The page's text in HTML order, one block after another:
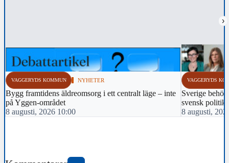
›
VAGGERYDS KOMMUN NYHETER
Bygg framtidens äldreomsorg i ett centralt läge – inte
på Yggen-området
8 augusti, 2026 10:00
VAGGERYDS
Sverige
svensk politik!
8 augusti,